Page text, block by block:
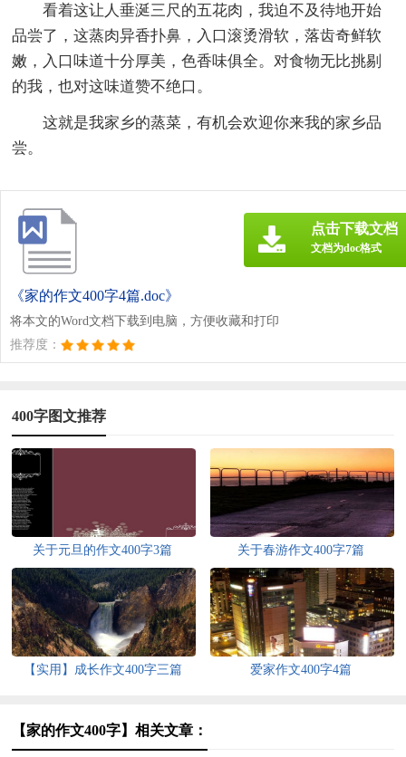
看着这让人垂涎三尺的五花肉，我迫不及待地开始
品尝了，这蒸肉异香扑鼻，入口滚烫滑软，落齿奇鲜软
嫩，入口味道十分厚美，色香味俱全。对食物无比挑剔
的我，也对这味道赞不绝口。
这就是我家乡的蒸菜，有机会欢迎你来我的家乡品
尝。
《家的作文400字4篇.doc》
将本文的Word文档下载到电脑，方便收藏和打印
推荐度：
点击下载文档
文档为doc格式
400字图文推荐
关于元旦的作文400字3篇 关于春游作文400字7篇
【实用】成长作文400字三篇 爱家作文400字4篇
【家的作文400字】相关文章：